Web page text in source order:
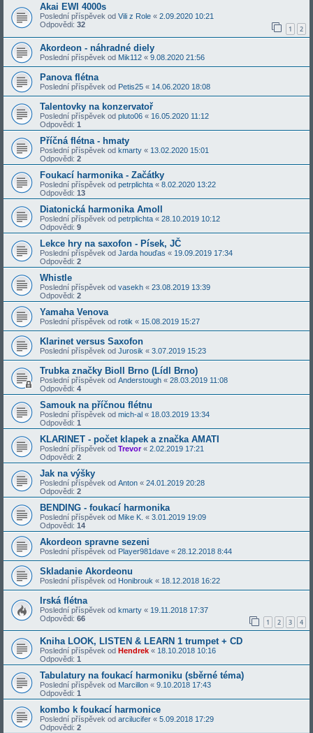
Akai EWI 4000s
Poslední příspěvek od Vili z Role « 2.09.2020 10:21
Odpovědi: 32 1 2
Akordeon - náhradné diely
Poslední příspěvek od Mik112 « 9.08.2020 21:56
Panova flétna
Poslední příspěvek od Petis25 « 14.06.2020 18:08
Talentovky na konzervatoř
Poslední příspěvek od pluto06 « 16.05.2020 11:12
Odpovědi: 1
Příčná flétna - hmaty
Poslední příspěvek od kmarty « 13.02.2020 15:01
Odpovědi: 2
Foukací harmonika - Začátky
Poslední příspěvek od petrplichta « 8.02.2020 13:22
Odpovědi: 13
Diatonická harmonika Amoll
Poslední příspěvek od petrplichta « 28.10.2019 10:12
Odpovědi: 9
Lekce hry na saxofon - Písek, JČ
Poslední příspěvek od Jarda houďas « 19.09.2019 17:34
Odpovědi: 2
Whistle
Poslední příspěvek od vasekh « 23.08.2019 13:39
Odpovědi: 2
Yamaha Venova
Poslední příspěvek od rotik « 15.08.2019 15:27
Klarinet versus Saxofon
Poslední příspěvek od Jurosik « 3.07.2019 15:23
Trubka značky Bioll Brno (Lídl Brno)
Poslední příspěvek od Anderstough « 28.03.2019 11:08
Odpovědi: 4
Samouk na příčnou flétnu
Poslední příspěvek od mich-al « 18.03.2019 13:34
Odpovědi: 1
KLARINET - počet klapek a značka AMATI
Poslední příspěvek od Trevor« 2.02.2019 17:21
Odpovědi: 2
Jak na výšky
Poslední příspěvek od Anton « 24.01.2019 20:28
Odpovědi: 2
BENDING - foukací harmonika
Poslední příspěvek od Mike K. « 3.01.2019 19:09
Odpovědi: 14
Akordeon spravne sezeni
Poslední příspěvek od Player981dave « 28.12.2018 8:44
Skladanie Akordeonu
Poslední příspěvek od Honibrouk « 18.12.2018 16:22
Irská flétna
Poslední příspěvek od kmarty « 19.11.2018 17:37
Odpovědi: 66 1 2 3 4
Kniha LOOK, LISTEN & LEARN 1 trumpet + CD
Poslední příspěvek od Hendrek « 18.10.2018 10:16
Odpovědi: 1
Tabulatury na foukací harmoniku (sběrné téma)
Poslední příspěvek od Marcillon « 9.10.2018 17:43
Odpovědi: 1
kombo k foukací harmonice
Poslední příspěvek od arcilucifer « 5.09.2018 17:29
Odpovědi: 2